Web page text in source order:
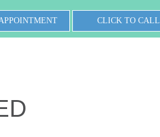
CLICK TO CALL